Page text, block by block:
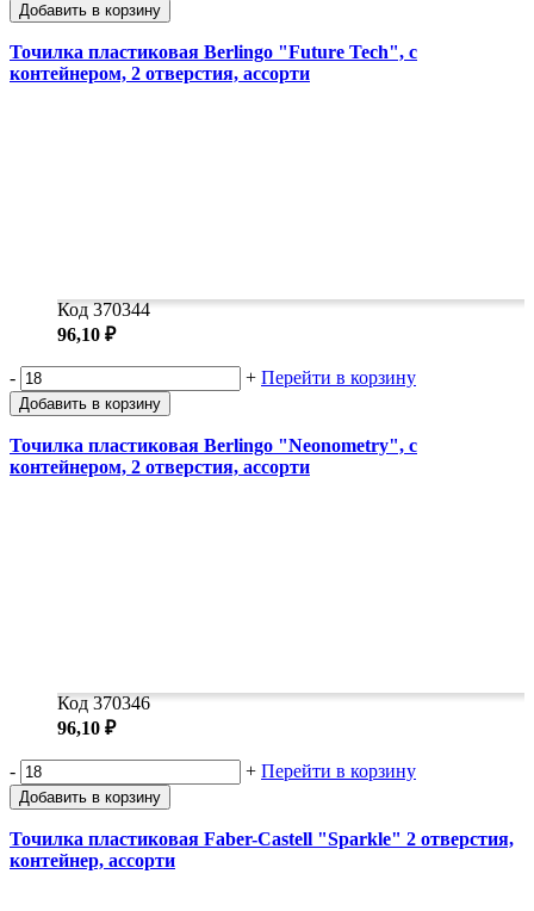
Добавить в корзину
Точилка пластиковая Berlingo "Future Tech", с
контейнером, 2 отверстия, ассорти
Код 370344
96,10 ₽
- + Перейти в корзину
Добавить в корзину
Точилка пластиковая Berlingo "Neonometry", с
контейнером, 2 отверстия, ассорти
Код 370346
96,10 ₽
- + Перейти в корзину
Добавить в корзину
Точилка пластиковая Faber-Castell "Sparkle" 2 отверстия,
контейнер, ассорти